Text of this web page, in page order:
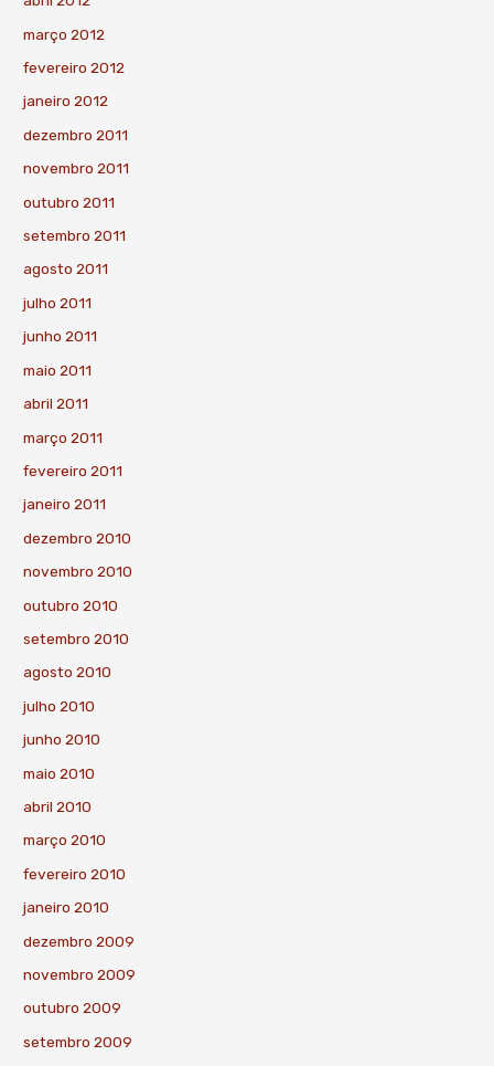
março 2012
fevereiro 2012
janeiro 2012
dezembro 2011
novembro 2011
outubro 2011
setembro 2011
agosto 2011
julho 2011
junho 2011
maio 2011
abril 2011
março 2011
fevereiro 2011
janeiro 2011
dezembro 2010
novembro 2010
outubro 2010
setembro 2010
agosto 2010
julho 2010
junho 2010
maio 2010
abril 2010
março 2010
fevereiro 2010
janeiro 2010
dezembro 2009
novembro 2009
outubro 2009
setembro 2009